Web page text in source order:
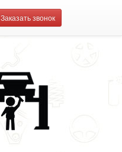
Заказать звонок